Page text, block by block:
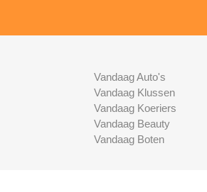
Vandaag Auto's
Vandaag Klussen
Vandaag Koeriers
Vandaag Beauty
Vandaag Boten